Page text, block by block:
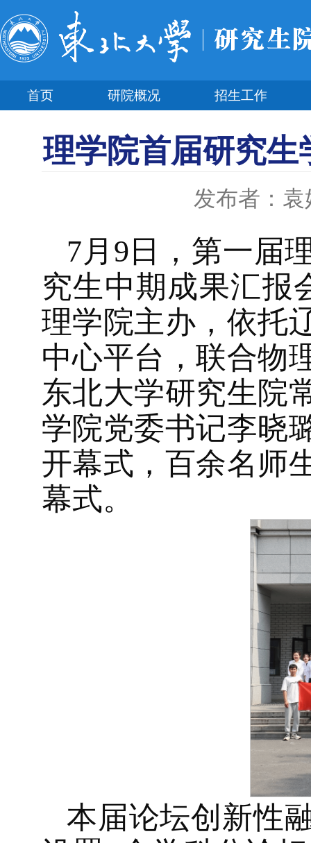
首页 研院概况 招生工作
理学院首届研究
发布者：袁
7月9日，第一届
究生中期成果汇报
理学院主办，依托
中心平台，联合物
东北大学研究生院
学院党委书记李晓
开幕式，百余名师
幕式。
本届论坛创新性